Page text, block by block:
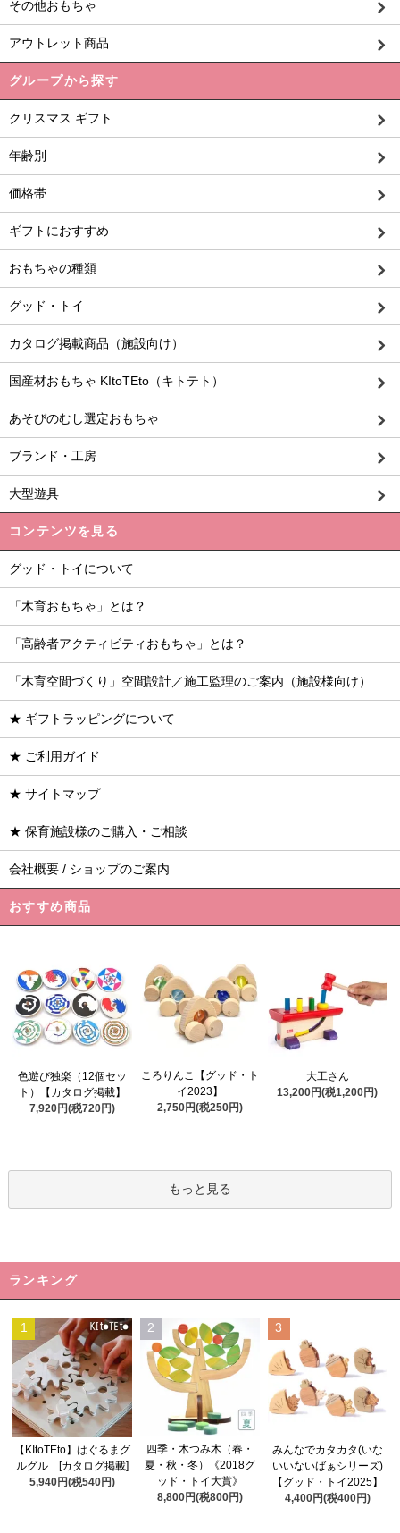
その他おもちゃ
アウトレット商品
グループから探す
クリスマス ギフト
年齢別
価格帯
ギフトにおすすめ
おもちゃの種類
グッド・トイ
カタログ掲載商品（施設向け）
国産材おもちゃ KItoTEto（キトテト）
あそびのむし選定おもちゃ
ブランド・工房
大型遊具
コンテンツを見る
グッド・トイについて
「木育おもちゃ」とは？
「高齢者アクティビティおもちゃ」とは？
「木育空間づくり」空間設計／施工監理のご案内（施設様向け）
★ ギフトラッピングについて
★ ご利用ガイド
★ サイトマップ
★ 保育施設様のご購入・ご相談
会社概要 / ショップのご案内
おすすめ商品
色遊び独楽（12個セッ
ト）【カタログ掲載】
7,920円(税720円)
ころりんこ【グッド・ト
イ2023】
2,750円(税250円)
大工さん
13,200円(税1,200円)
もっと見る
ランキング
1
【KItoTEto】はぐるまグ
ルグル [カタログ掲載]
5,940円(税540円)
2
四季・木つみ木（春・
夏・秋・冬）《2018グ
ッド・トイ大賞》
8,800円(税800円)
3
みんなでカタカタ(いな
いいないばぁシリーズ)
【グッド・トイ2025】
4,400円(税400円)